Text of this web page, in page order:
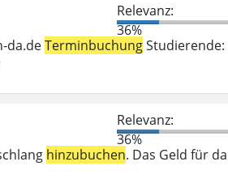
Relevanz:
36%
da.deTerminbuchungStudierende:
Relevanz:
36%
hinzubuchen. Das Geld für